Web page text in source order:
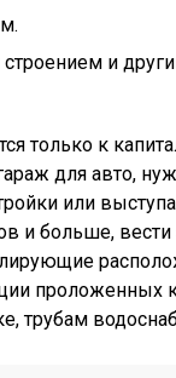
и
только к
для авто,
или
и больше,
проложенных
трубам